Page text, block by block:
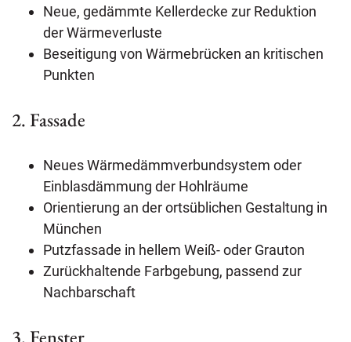
Neue, gedämmte Kellerdecke zur Reduktion
der Wärmeverluste
Beseitigung von Wärmebrücken an kritischen
Punkten
2. Fassade
Neues Wärmedämmverbundsystem oder
Einblasdämmung der Hohlräume
Orientierung an der ortsüblichen Gestaltung in
München
Putzfassade in hellem Weiß- oder Grauton
Zurückhaltende Farbgebung, passend zur
Nachbarschaft
3. Fenster